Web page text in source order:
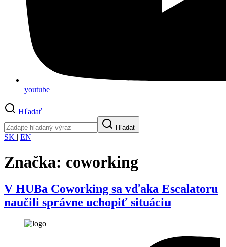
youtube
Hľadať
Hľadať
SK | EN
Značka: coworking
V HUBa Coworking sa vďaka Escalatoru
naučili správne uchopiť situáciu